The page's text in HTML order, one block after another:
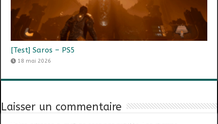
[Test] Saros – PS5
18 mai 2026
Laisser un commentaire